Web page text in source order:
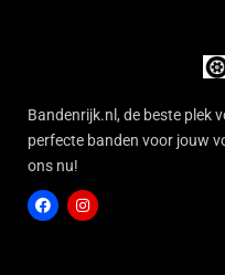
Bandenrijk.nl, de beste plek
perfecte banden voor jouw
ons nu!